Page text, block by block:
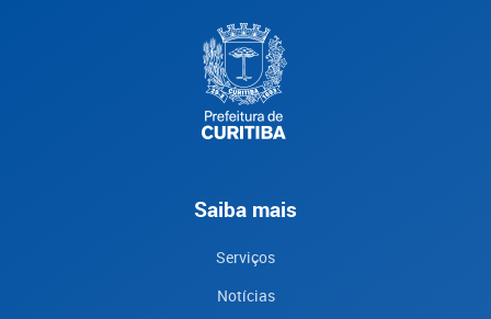
Saiba mais
Serviços
Notícias